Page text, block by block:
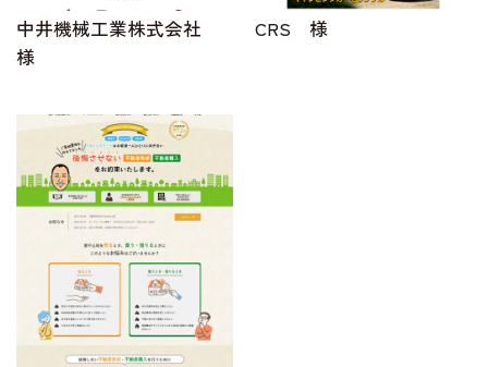
中井機械工業株式会社
様
CRS 様